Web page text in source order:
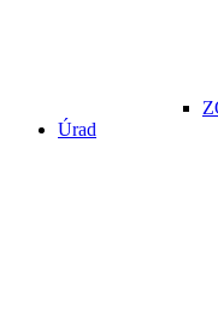
Úrad